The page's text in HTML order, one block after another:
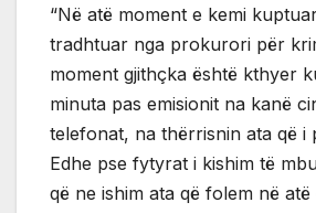
“Në atë moment e kemi
tradhtuar nga prokurori për
moment gjithçka është kthyer
minuta pas emisionit na kanë
telefonat, na thërrisnin ata që i
Edhe pse fytyrat i kishim të
që ne ishim ata që folem në atë